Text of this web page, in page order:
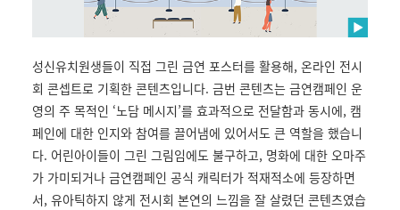
성신유치원생들이 직접 그린 금연 포스터를 활용해, 온라인 전시
회 콘셉트로 기획한 콘텐츠입니다. 금번 콘텐츠는 금연캠페인 운
영의 주 목적인 ‘노담 메시지’를 효과적으로 전달함과 동시에, 캠
페인에 대한 인지와 참여를 끌어냄에 있어서도 큰 역할을 했습니
다. 어린아이들이 그린 그림임에도 불구하고, 명화에 대한 오마주
가 가미되거나 금연캠페인 공식 캐릭터가 적재적소에 등장하면
서, 유아틱하지 않게 전시회 본연의 느낌을 잘 살렸던 콘텐츠였습